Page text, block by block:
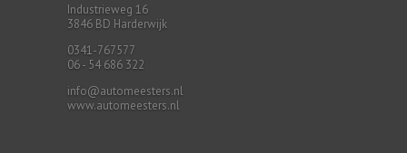
Industrieweg 16
3846 BD Harderwijk
0341-767577
06 - 54 686 322
info@automeesters.nl
www.automeesters.nl